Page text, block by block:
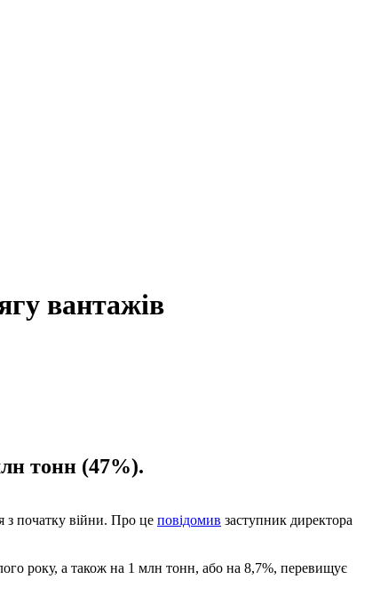
вантажів
тонн (47%).
з початку війни. Про це повідомив заступник директора
року, а також на 1 млн тонн, або на 8,7%, перевищує